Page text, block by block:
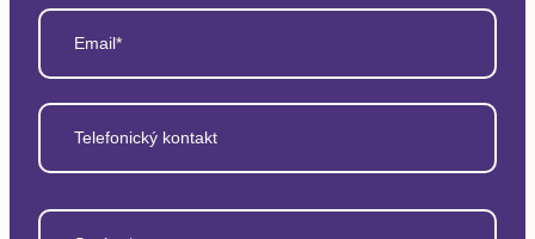
Email*
Telefonický kontakt